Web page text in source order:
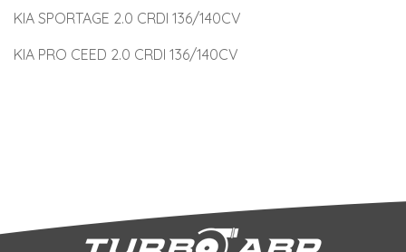
KIA SPORTAGE 2.0 CRDI 136/140CV
KIA PRO CEED 2.0 CRDI 136/140CV